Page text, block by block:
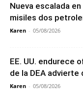
Nueva escalada
misiles dos
Karen - 05/08/2026
EE. UU. endurece
de la DEA advierte
Karen - 05/08/2026